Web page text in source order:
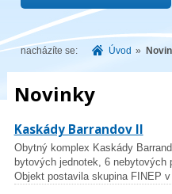
nacházíte se: Úvod »
Novinky
Kaskády Barrandov II
Obytný komplex Kaskády
bytových jednotek, 6
Objekt postavila skupina FINEP